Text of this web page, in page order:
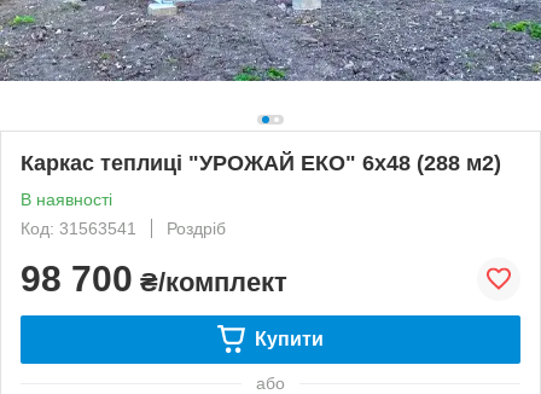
Каркас теплиці "УРОЖАЙ ЕКО" 6х48 (288 м2)
В наявності
Код: 31563541
Роздріб
98 700 ₴/комплект
Купити
або